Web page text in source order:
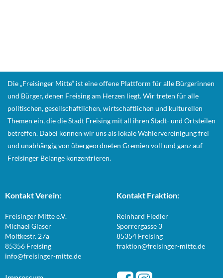
Die „Freisinger Mitte“ ist eine offene Plattform für alle Bürgerinnen
und Bürger, denen Freising am Herzen liegt. Wir treten für alle
politischen, gesellschaftlichen, wirtschaftlichen und kulturellen
Themen ein, die die Stadt Freising mit all ihren Stadt- und Ortsteilen
betreffen. Dabei können wir uns als lokale Wählervereinigung frei
und unabhängig von übergeordneten Gremien voll und ganz auf
Freisinger Belange konzentrieren.
Kontakt Verein:
Freisinger Mitte e.V.
Michael Glaser
Moltkestr. 27a
85356 Freising
info@freisinger-mitte.de
Kontakt Fraktion:
Reinhard Fiedler
Sporrergasse 3
85354 Freising
fraktion@freisinger-mitte.de